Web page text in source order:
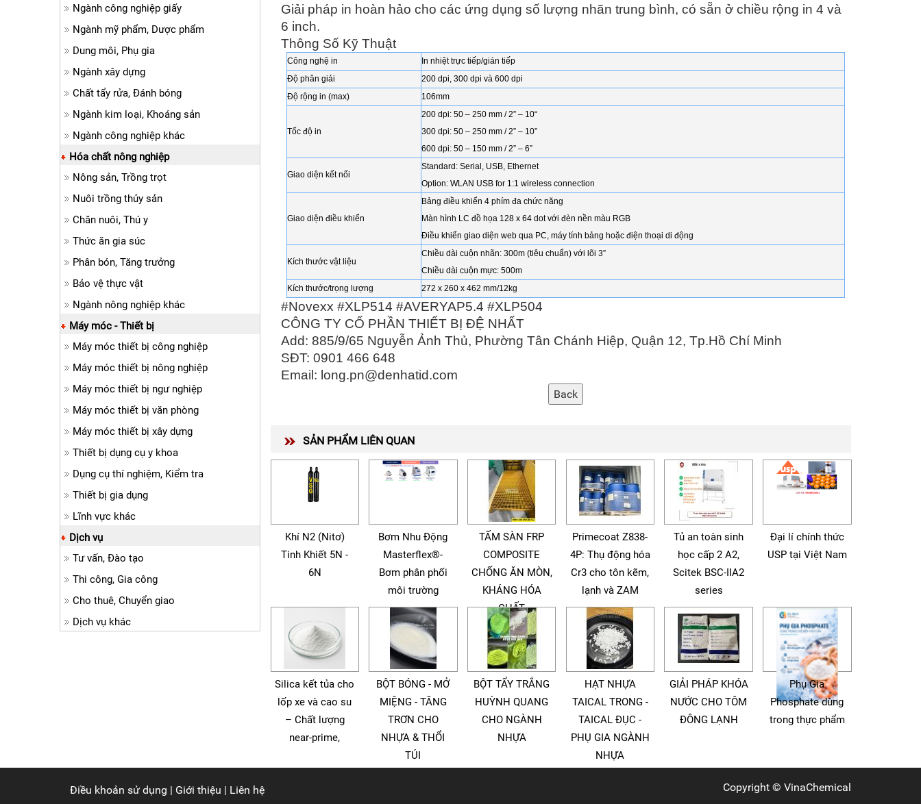
Giải pháp in hoàn hảo cho các ứng dụng số lượng nhãn trung bình, có sẵn ở chiều rộng in 4 và
6 inch.
Thông Số Kỹ Thuật
Công nghệ in
In nhiệt trực tiếp/gián tiếp
Độ phân giải
200 dpi, 300 dpi và 600 dpi
Độ rộng in (max)
106mm
Tốc độ in
200 dpi: 50 – 250 mm / 2” – 10“
300 dpi: 50 – 250 mm / 2” – 10”
600 dpi: 50 – 150 mm / 2” – 6”
Giao diện kết nối
Standard: Serial, USB, Ethernet
Option: WLAN USB for 1:1 wireless connection
Giao diện điều khiển
Bảng điều khiển 4 phím đa chức năng
Màn hình LC đồ họa 128 x 64 dot với đèn nền màu RGB
Điều khiển giao diện web qua PC, máy tính bảng hoặc điện thoại di động
Kích thước vật liệu
Chiều dài cuộn nhãn: 300m (tiêu chuẩn) với lõi 3”
Chiều dài cuộn mực: 500m
Kích thước/trọng lượng
272 x 260 x 462 mm/12kg
#Novexx #XLP514 #AVERYAP5.4 #XLP504
CÔNG TY CỔ PHẦN THIẾT BỊ ĐỆ NHẤT
Add: 885/9/65 Nguyễn Ảnh Thủ, Phường Tân Chánh Hiệp, Quận 12, Tp.Hồ Chí Minh
SĐT: 0901 466 648
Email: long.pn@denhatid.com
SẢN PHẨM LIÊN QUAN
Khí N2 (Nitơ)
Tinh Khiết 5N -
6N
Bơm Nhu Động
Masterflex®-
Bơm phân phối
môi trường
TẤM SÀN FRP
COMPOSITE
CHỐNG ĂN MÒN,
KHÁNG HÓA
CHẤT
Primecoat Z838-
4P: Thụ động hóa
Cr3 cho tôn kẽm,
lạnh và ZAM
Tủ an toàn sinh
học cấp 2 A2,
Scitek BSC-IIA2
series
Đại lí chính thức
USP tại Việt Nam
Silica kết tủa cho
lốp xe và cao su
– Chất lượng
near-prime,
BỘT BÓNG - MỞ
MIỆNG - TĂNG
TRƠN CHO
NHỰA & THỔI
TÚI
BỘT TẨY TRẮNG
HUỲNH QUANG
CHO NGÀNH
NHỰA
HẠT NHỰA
TAICAL TRONG -
TAICAL ĐỤC -
PHỤ GIA NGÀNH
NHỰA
GIẢI PHÁP KHÓA
NƯỚC CHO TÔM
ĐÔNG LẠNH
Phụ Gia
Phosphate dùng
trong thực phẩm
Ngành công nghiệp giấy
Ngành mỹ phẩm, Dược phẩm
Dung môi, Phụ gia
Ngành xây dựng
Chất tẩy rửa, Đánh bóng
Ngành kim loại, Khoáng sản
Ngành công nghiệp khác
Hóa chất nông nghiệp
Nông sản, Trồng trọt
Nuôi trồng thủy sản
Chăn nuôi, Thú y
Thức ăn gia súc
Phân bón, Tăng trưởng
Bảo vệ thực vật
Ngành nông nghiệp khác
Máy móc - Thiết bị
Máy móc thiết bị công nghiệp
Máy móc thiết bị nông nghiệp
Máy móc thiết bị ngư nghiệp
Máy móc thiết bị văn phòng
Máy móc thiết bị xây dựng
Thiết bị dụng cụ y khoa
Dụng cụ thí nghiệm, Kiểm tra
Thiết bị gia dụng
Lĩnh vực khác
Dịch vụ
Tư vấn, Đào tạo
Thi công, Gia công
Cho thuê, Chuyển giao
Dịch vụ khác
Điều khoản sử dụng | Giới thiệu | Liên hệ Copyright © VinaChemical